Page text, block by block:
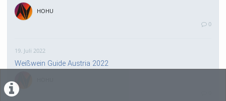
HOHU
0
19. Juli 2022
Weißwein Guide Austria 2022